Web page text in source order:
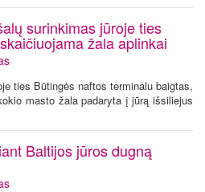
surinkimas jūroje ties
žala aplinkai
ties Būtingės naftos terminalu baigtas,
masto žala padaryta į jūrą išsiliejus
Baltijos jūros dugną